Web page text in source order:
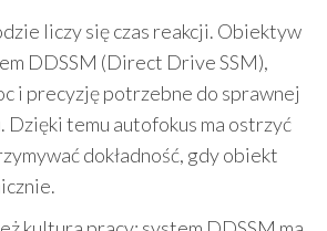
liczy się czas reakcji. Obiektyw
DDSSM (Direct Drive SSM),
i precyzję potrzebne do sprawnej
Dzięki temu autofokus ma ostrzyć
dokładność, gdy obiekt